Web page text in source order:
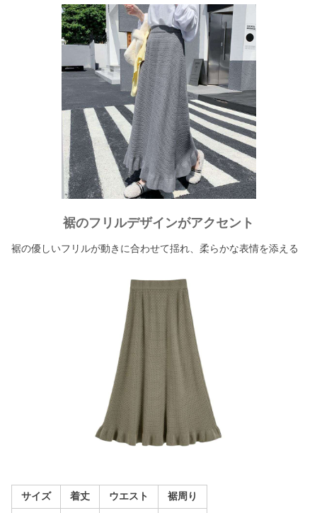
裾のフリルデザインがアクセント
裾の優しいフリルが動きに合わせて揺れ、柔らかな表情を添える
サイズ 着丈 ウエスト 裾周り